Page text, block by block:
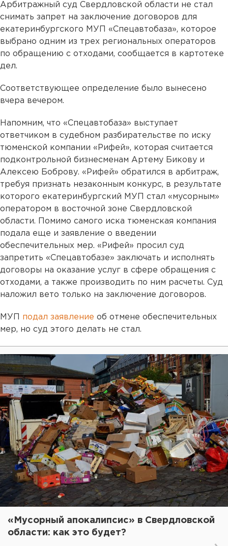
Арбитражный суд Свердловской области не стал
снимать запрет на заключение договоров для
екатеринбургского МУП «Спецавтобаза», которое
выбрано одним из трех региональных операторов
по обращению с отходами, сообщается в картотеке
дел.
Соответствующее определение было вынесено
вчера вечером.
Напомним, что «Спецавтобаза» выступает
ответчиком в судебном разбирательстве по иску
тюменской компании «Рифей», которая считается
подконтрольной бизнесменам Артему Бикову и
Алексею Боброву. «Рифей» обратился в арбитраж,
требуя признать незаконным конкурс, в результате
которого екатеринбургский МУП стал «мусорным»
оператором в восточной зоне Свердловской
области. Помимо самого иска тюменская компания
подала еще и заявление о введении
обеспечительных мер. «Рифей» просил суд
запретить «Спецавтобазе» заключать и исполнять
договоры на оказание услуг в сфере обращения с
отходами, а также производить по ним расчеты. Cуд
наложил вето только на заключение договоров.
МУП подал заявление об отмене обеспечительных
мер, но суд этого делать не стал.
«Мусорный апокалипсис» в Свердловской
области: как это будет?